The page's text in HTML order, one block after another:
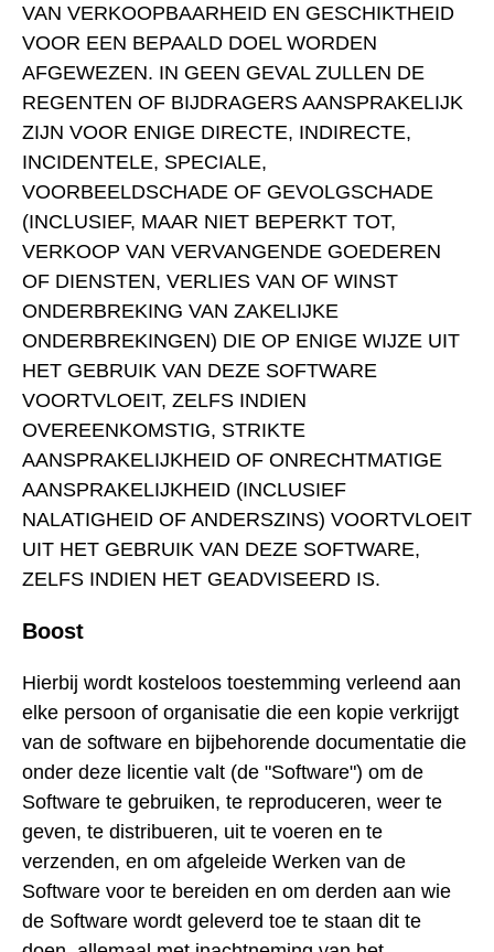
VAN VERKOOPBAARHEID EN GESCHIKTHEID
VOOR EEN BEPAALD DOEL WORDEN
AFGEWEZEN. IN GEEN GEVAL ZULLEN DE
REGENTEN OF BIJDRAGERS AANSPRAKELIJK
ZIJN VOOR ENIGE DIRECTE, INDIRECTE,
INCIDENTELE, SPECIALE,
VOORBEELDSCHADE OF GEVOLGSCHADE
(INCLUSIEF, MAAR NIET BEPERKT TOT,
VERKOOP VAN VERVANGENDE GOEDEREN
OF DIENSTEN, VERLIES VAN OF WINST
ONDERBREKING VAN ZAKELIJKE
ONDERBREKINGEN) DIE OP ENIGE WIJZE UIT
HET GEBRUIK VAN DEZE SOFTWARE
VOORTVLOEIT, ZELFS INDIEN
OVEREENKOMSTIG, STRIKTE
AANSPRAKELIJKHEID OF ONRECHTMATIGE
AANSPRAKELIJKHEID (INCLUSIEF
NALATIGHEID OF ANDERSZINS) VOORTVLOEIT
UIT HET GEBRUIK VAN DEZE SOFTWARE,
ZELFS INDIEN HET GEADVISEERD IS.
Boost
Hierbij wordt kosteloos toestemming verleend aan
elke persoon of organisatie die een kopie verkrijgt
van de software en bijbehorende documentatie die
onder deze licentie valt (de "Software") om de
Software te gebruiken, te reproduceren, weer te
geven, te distribueren, uit te voeren en te
verzenden, en om afgeleide Werken van de
Software voor te bereiden en om derden aan wie
de Software wordt geleverd toe te staan dit te